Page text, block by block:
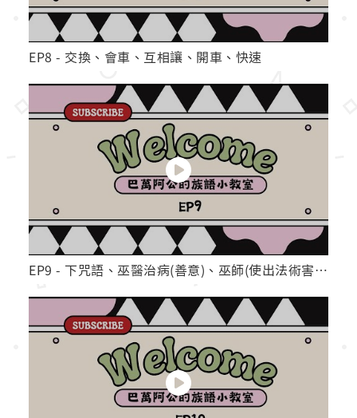
EP8 - 交換、會車、互相讓、開車、快速
EP9 - 下咒語、巫醫治病(善意)、巫師(使出法術害人)、巫師(他人拜託害人)、咒語(已經被嚇咒語)